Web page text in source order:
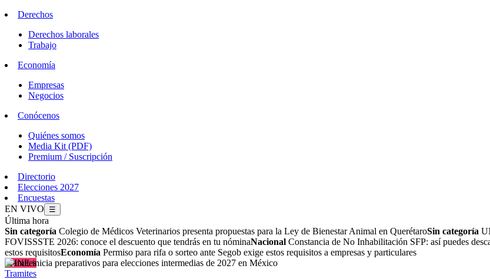
Derechos
Derechos laborales
Trabajo
Economía
Empresas
Negocios
Conócenos
Quiénes somos
Media Kit (PDF)
Premium / Suscripción
Directorio
Elecciones 2027
Encuestas
EN VIVO
☰
Última hora
Sin categoría Colegio de Médicos Veterinarios presenta propuestas para la Ley de Bienestar Animal en QuerétaroSin categoría
FOVISSSTE 2026: conoce el descuento que tendrás en tu nóminaNacional Constancia de No Inhabilitación SFP: así puedes
estos requisitosEconomía Permiso para rifa o sorteo ante Segob exige estos requisitos a empresas y particulares
Tramites
Tramites